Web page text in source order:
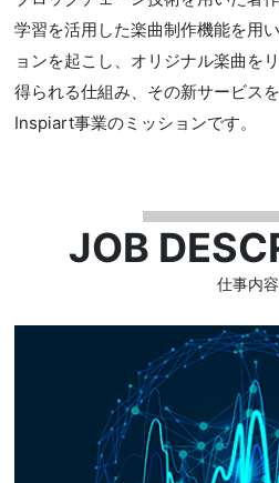
学習を活用した楽曲制作機能を用
ョンを起こし、オリジナル楽曲を
得られる仕組み、その新サービス
Inspiart事業のミッションです。
JOB
仕事内容